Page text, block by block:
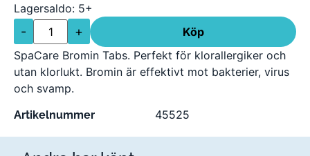
Lagersaldo: 5+
- +
Köp
SpaCare Bromin Tabs. Perfekt för klorallergiker och
utan klorlukt. Bromin är effektivt mot bakterier, virus
och svamp.
Artikelnummer 45525